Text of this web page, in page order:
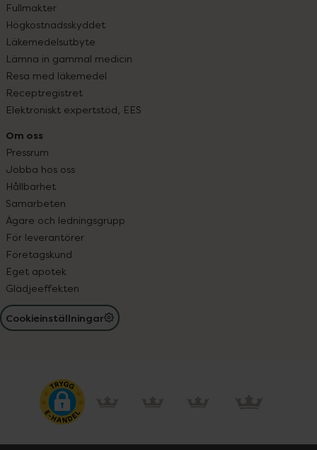
Fullmakter
Högkostnadsskyddet
Läkemedelsutbyte
Lämna in gammal medicin
Resa med läkemedel
Receptregistret
Elektroniskt expertstöd, EES
Om oss
Pressrum
Jobba hos oss
Hållbarhet
Samarbeten
Ägare och ledningsgrupp
För leverantörer
Företagskund
Eget apotek
Glädjeeffekten
Cookieinställningar